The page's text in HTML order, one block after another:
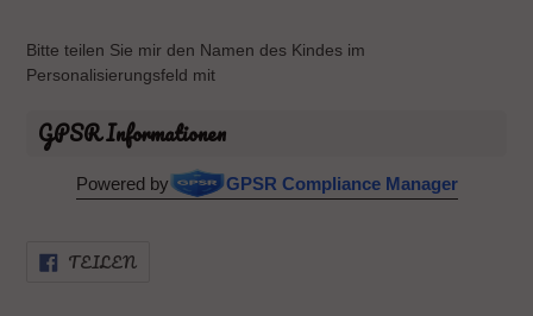
Bitte teilen Sie mir den Namen des Kindes im
Personalisierungsfeld mit
GPSR Informationen
Powered by GPSR Compliance Manager
TEILENFACEBOOK